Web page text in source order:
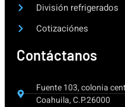
División refrigerados
Cotizaciónes
Contáctanos
Fuente 103, colonia
Coahuila, C.P.26000